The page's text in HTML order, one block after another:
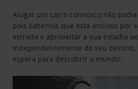
Alugar um carro connosco não
pois sabemos que está ansioso por
estrada e aproveitar a sua estadia
Independentemente do seu destino,
espera para descobrir o mundo.